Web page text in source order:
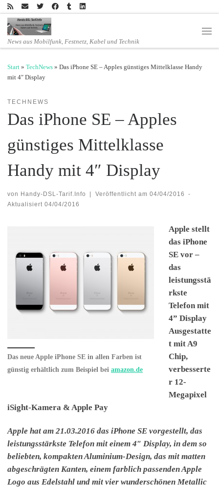
Zum Inhalt springen
News aus Mobilfunk, Festnetz, Kabel und Technik
Start » TechNews » Das iPhone SE – Apples günstiges Mittelklasse Handy
mit 4″ Display
TECHNEWS
Das iPhone SE – Apples
günstiges Mittelklasse
Handy mit 4″ Display
von Handy-DSL-Tarif.Info Veröffentlicht am 04/04/2016
-
Aktualisiert 04/04/2016
Das neue Apple iPhone SE in allen Farben ist
günstig erhältlich zum Beispiel bei amazon.de
Apple stellt
das iPhone
SE vor –
das
leistungsstä
rkste
Telefon mit
4” Display
Ausgestatte
t mit A9
Chip,
verbesserte
r 12-
Megapixel
iSight-Kamera & Apple Pay
Apple hat am 21.03.2016 das iPhone SE vorgestellt, das
leistungsstärkste Telefon mit einem 4″ Display, in dem so
beliebten, kompakten Aluminium-Design, das mit matten
abgeschrägten Kanten, einem farblich passenden Apple
Logo aus Edelstahl und mit vier wunderschönen Metallic